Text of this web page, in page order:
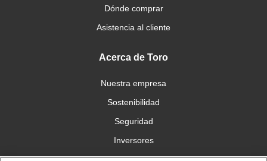
Dónde comprar
Asistencia al cliente
Acerca de Toro
Nuestra empresa
Sostenibilidad
Seguridad
Inversores